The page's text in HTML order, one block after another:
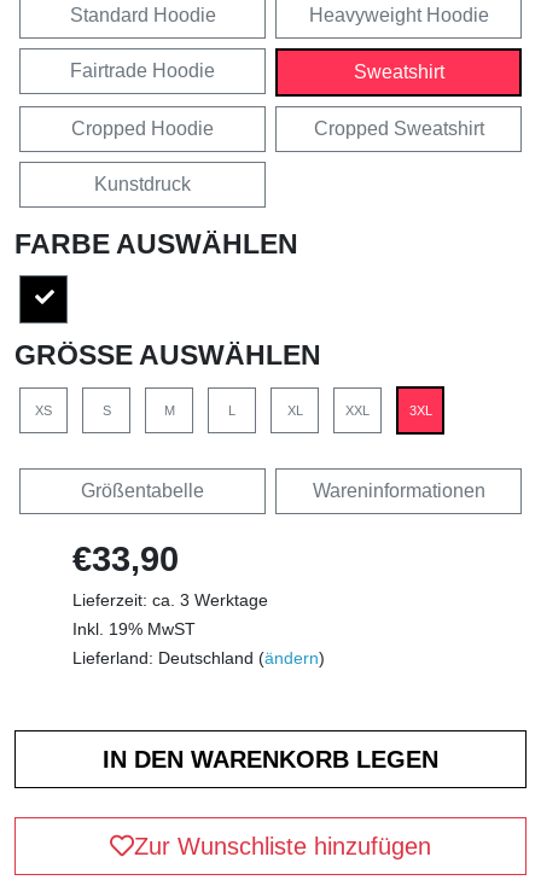
Standard Hoodie Heavyweight Hoodie
Fairtrade Hoodie Sweatshirt
Cropped Hoodie Cropped Sweatshirt
Kunstdruck
FARBE AUSWÄHLEN
GRÖSSE AUSWÄHLEN
XS S M XL XXL 3XL
Größentabelle Wareninformationen
€33,90
Lieferzeit: ca. 3 Werktage
Inkl. 19% MwST
Lieferland: Deutschland (ändern)
Zur Wunschliste hinzufügen